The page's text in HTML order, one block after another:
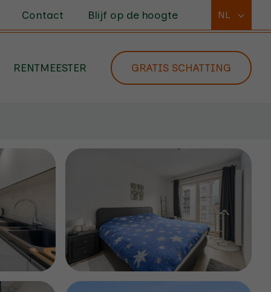
Contact Blijf op de hoogte NL
RENTMEESTER GRATIS SCHATTING